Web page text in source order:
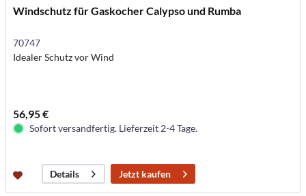
Windschutz für Gaskocher Calypso und Rumba
70747
Idealer Schutz vor Wind
56,95 €
Sofort versandfertig. Lieferzeit 2-4 Tage.
Details Jetzt kaufen